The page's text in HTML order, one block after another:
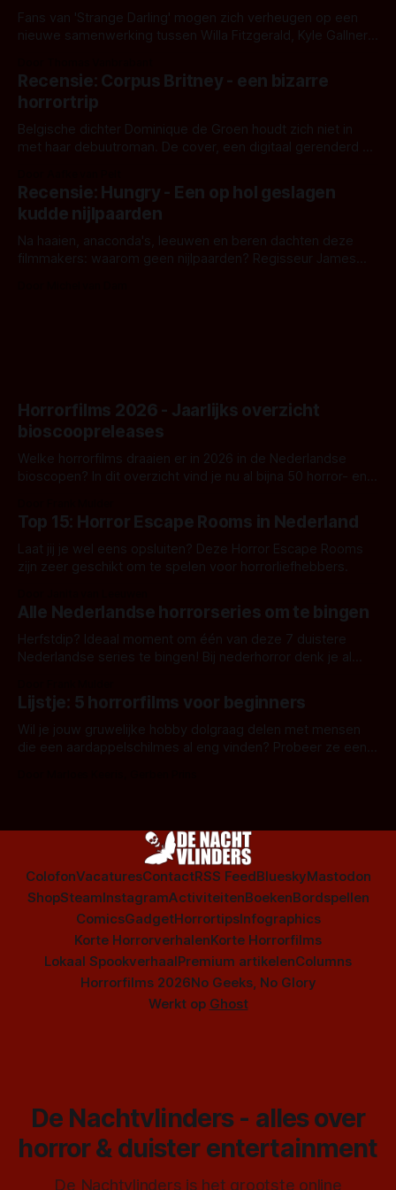
Fans van 'Strange Darling' mogen zich verheugen op een
nieuwe samenwerking tussen Willa Fitzgerald, Kyle Gallner
'Skeletons', een nieuwe creature feature waarvoor de
opnames zijn gestart in Australië.
Recensie: Corpus Britney - een bizarre
horrortrip
Belgische dichter Dominique de Groen houdt zich niet in
met haar debuutroman. De cover, een digitaal gerenderd en
achtergrond, belooft iets kleurrijks maar onheilspellends,
iets ongrijpbaars. En dat maakt De Groen met ieder woord
waar.
Recensie: Hungry - Een op hol geslagen
kudde nijlpaarden
Na haaien, anaconda's, leeuwen en beren dachten deze
filmmakers: waarom geen nijlpaarden? Regisseur James
Horrorfilms 2026 - Jaarlijks overzicht
bioscoopreleases
Welke horrorfilms draaien er in 2026 in de Nederlandse
bioscopen? In dit overzicht vind je nu al bijna 50 horror- en
Top 15: Horror Escape Rooms in Nederland
Laat jij je wel eens opsluiten? Deze Horror Escape Rooms
zijn zeer geschikt om te spelen voor horrorliefhebbers.
Alle Nederlandse horrorseries om te bingen
Herfstdip? Ideaal moment om één van deze 7 duistere
Nederlandse series te bingen! Bij nederhorror denk je al
Amsterdamned of The Johnsons. Maar Nederlandse horror
is niet beperkt tot films. Hier een aantal Nederlandse tv-
series uit het duistere of horrorgenre. Als
Lijstje: 5 horrorfilms voor beginners
Wil je jouw gruwelijke hobby dolgraag delen met mensen
die een aardappelschilmes al eng vinden? Probeer ze eens
ColofonVacaturesContactRSS FeedBlueskyMastodon
ShopSteamInstagramActiviteitenBoekenBordspellen
ComicsGadgetHorrortipsInfographics
Korte HorrorverhalenKorte Horrorfilms
Lokaal SpookverhaalPremium artikelenColumns
Horrorfilms 2026No Geeks, No Glory
Werkt op Ghost
De Nachtvlinders - alles over
horror & duister entertainment
De Nachtvlinders is het grootste online